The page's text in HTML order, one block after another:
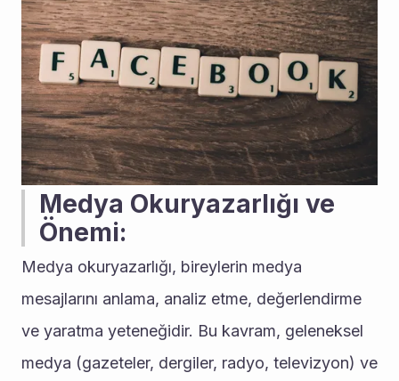
Medya Okuryazarlığı ve
Önemi:
Medya okuryazarlığı, bireylerin medya
mesajlarını anlama, analiz etme, değerlendirme
ve yaratma yeteneğidir. Bu kavram, geleneksel
medya (gazeteler, dergiler, radyo, televizyon) ve